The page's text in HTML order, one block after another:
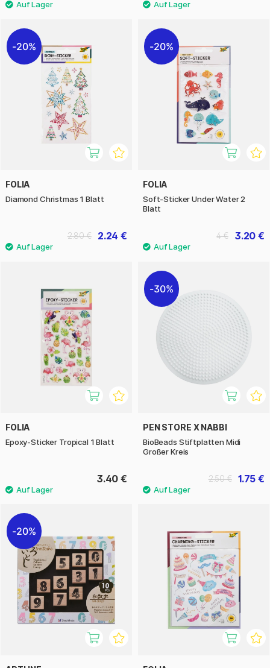
20%
FOLIA
Diamond Christmas 1 Blatt
2.24 €
2.80 €
20%
FOLIA
Soft-Sticker Under Water 2
Blatt
3.20 €
4 €
FOLIA
Epoxy-Sticker Tropical 1 Blatt
3.40 €
30%
PEN STORE X NABBI
BioBeads Stiftplatten Midi
Großer Kreis
1.75 €
2.50 €
20%